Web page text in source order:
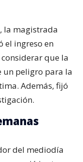
la magistrada
el ingreso en
que la
peligro para la
Además, fijó
del mediodía